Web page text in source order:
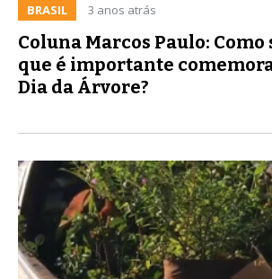
BRASIL 3 anos atrás
Coluna Marcos Paulo:
que é importante
Dia da Árvore?